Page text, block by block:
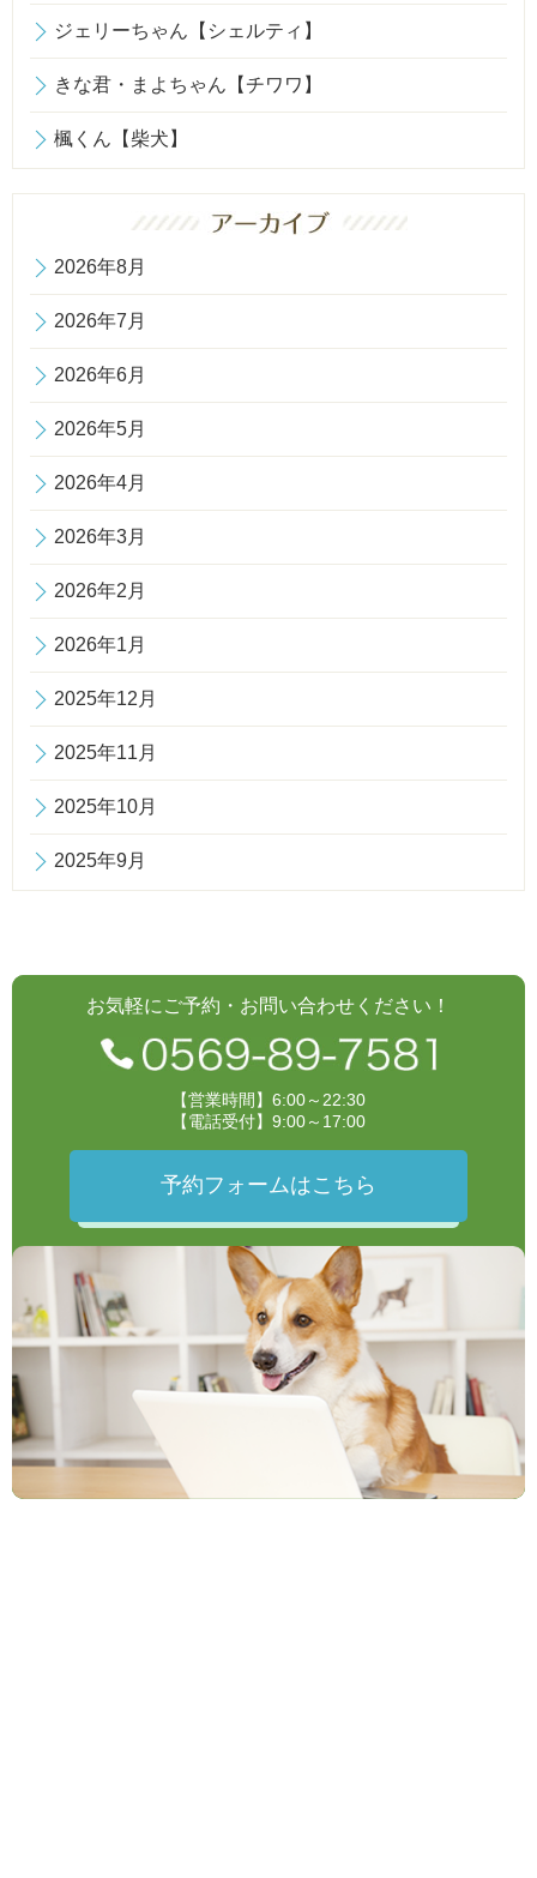
ジェリーちゃん【シェルティ】
きな君・まよちゃん【チワワ】
楓くん【柴犬】
2026年8月
2026年7月
2026年6月
2026年5月
2026年4月
2026年3月
2026年2月
2026年1月
2025年12月
2025年11月
2025年10月
2025年9月
お気軽にご予約・お問い合わせください！
【営業時間】6:00～22:30
【電話受付】9:00～17:00
予約フォームはこちら